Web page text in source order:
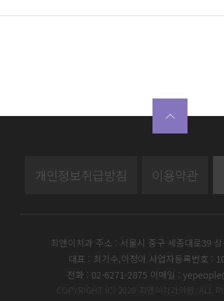
개인정보취급방침 이용약관
최앤이치과 주소 : 서울시 중구 세종대로39
대표 : 최기수,이정아 사업자등록번호 :
전화 : 02-6271-2875 이메일 :
COPYRIGHT (C) 2020 최앤이치과의원. ALL